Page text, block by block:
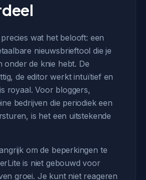
wat het belooft: een
nieuwsbrieftool die je
onder de knie hebt. De
de editor werkt intuïtief en
royaal. Voor bloggers,
bedrijven die periodiek een
is het een uitstekende
om de beperkingen te
is niet gebouwd voor
groei. Je kunt niet reageren